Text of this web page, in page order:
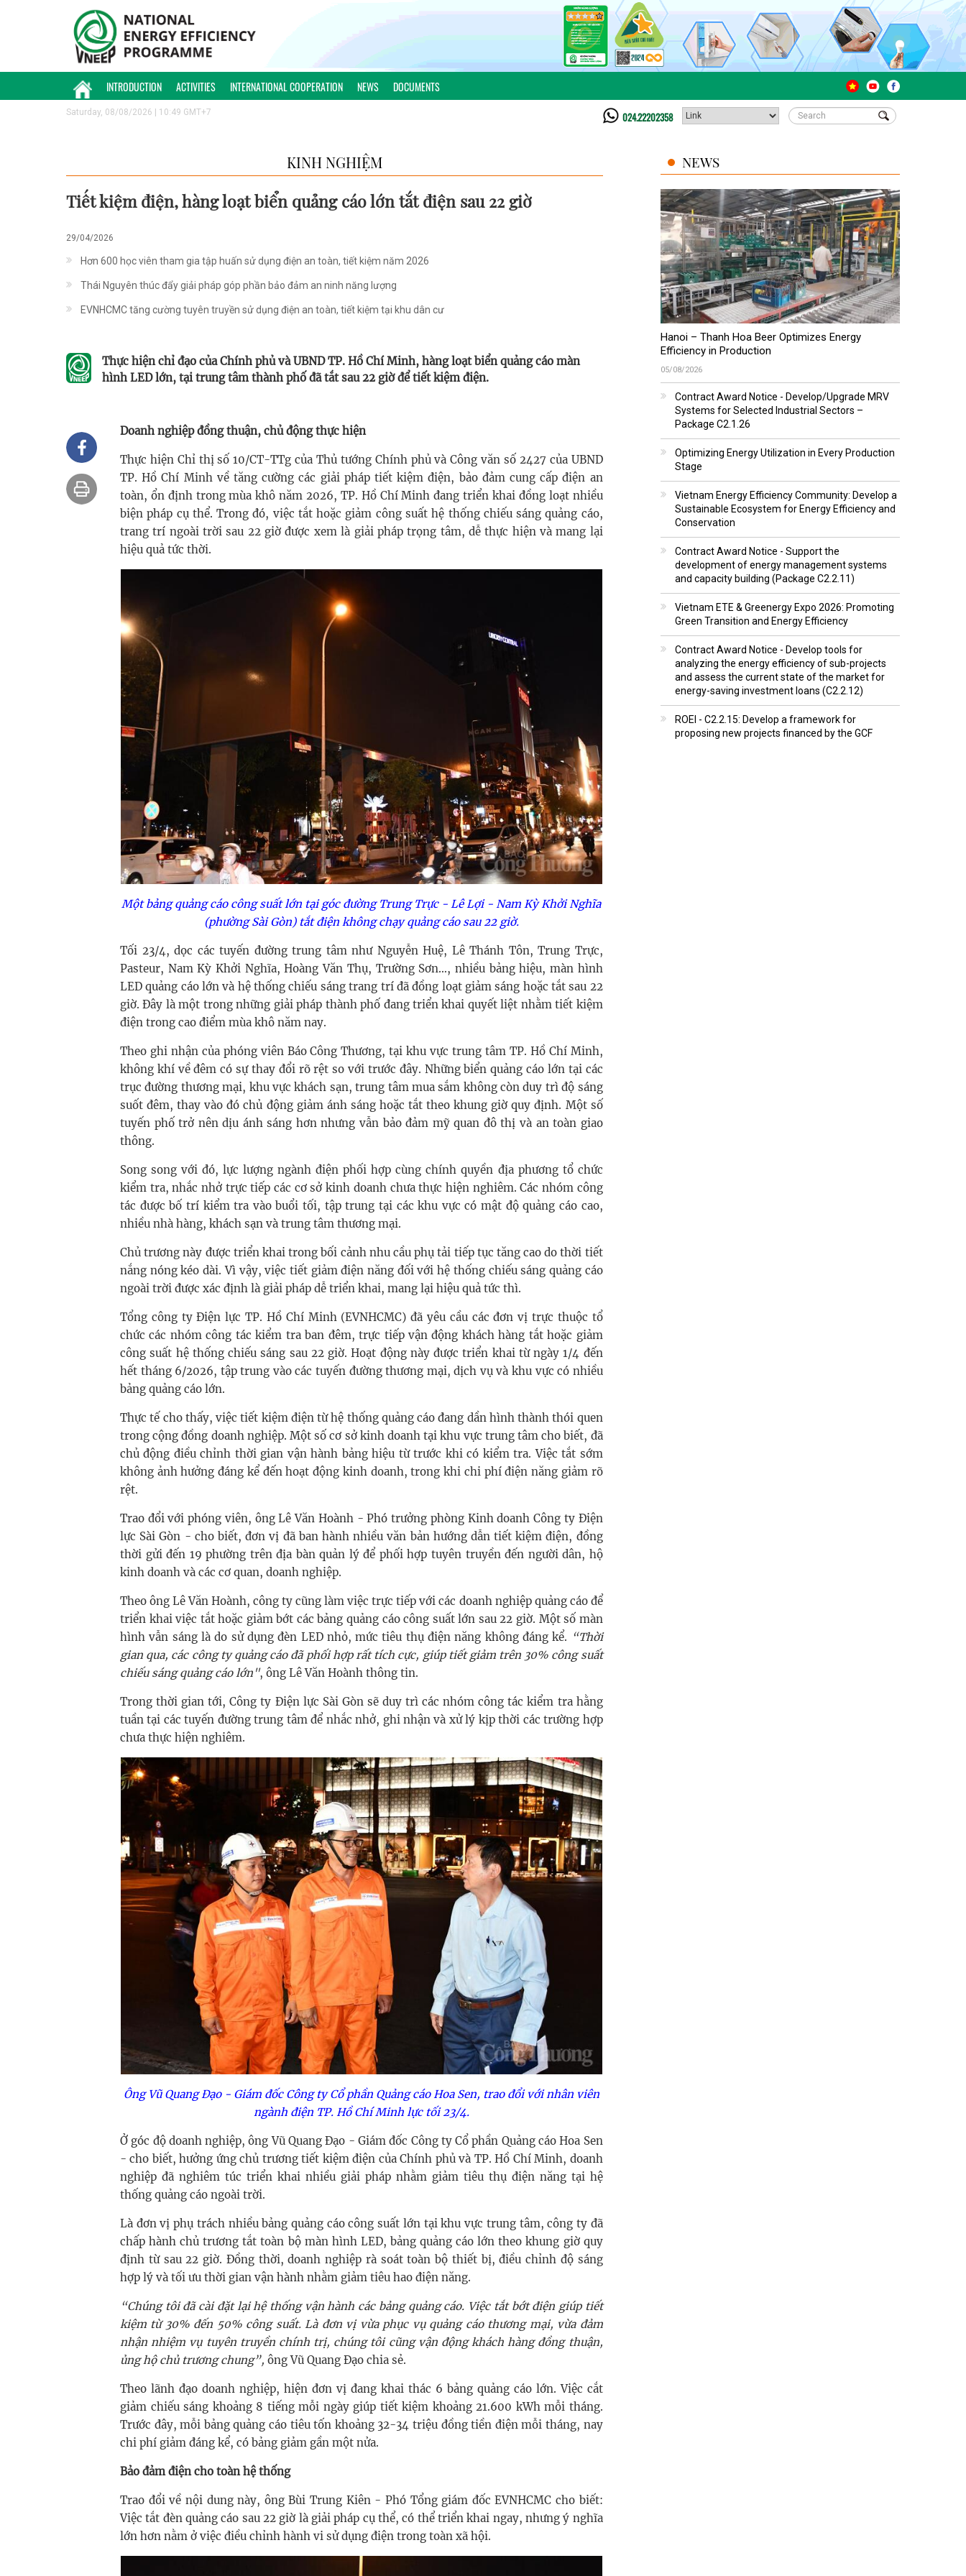
INTRODUCTION ACTIVITIES INTERNATIONAL COOPERATION NEWS DOCUMENTS
Saturday, 08/08/2026 | 10:49 GMT+7 024.22202358
KINH NGHIỆM
Tiết kiệm điện, hàng loạt biển quảng cáo lớn tắt điện sau 22 giờ
29/04/2026
Hơn 600 học viên tham gia tập huấn sử dụng điện an toàn, tiết kiệm năm 2026
Thái Nguyên thúc đẩy giải pháp góp phần bảo đảm an ninh năng lượng
EVNHCMC tăng cường tuyên truyền sử dụng điện an toàn, tiết kiệm tại khu dân cư
Thực hiện chỉ đạo của Chính phủ và UBND TP. Hồ Chí Minh, hàng loạt biển quảng cáo màn
hình LED lớn, tại trung tâm thành phố đã tắt sau 22 giờ để tiết kiệm điện.
Doanh nghiệp đồng thuận, chủ động thực hiện
Thực hiện Chỉ thị số 10/CT-TTg của Thủ tướng Chính phủ và Công văn số 2427 của UBND
TP. Hồ Chí Minh về tăng cường các giải pháp tiết kiệm điện, bảo đảm cung cấp điện an
toàn, ổn định trong mùa khô năm 2026, TP. Hồ Chí Minh đang triển khai đồng loạt nhiều
biện pháp cụ thể. Trong đó, việc tắt hoặc giảm công suất hệ thống chiếu sáng quảng cáo,
trang trí ngoài trời sau 22 giờ được xem là giải pháp trọng tâm, dễ thực hiện và mang lại
hiệu quả tức thời.
Một bảng quảng cáo công suất lớn tại góc đường Trung Trực - Lê Lợi - Nam Kỳ Khởi Nghĩa
(phường Sài Gòn) tắt điện không chạy quảng cáo sau 22 giờ.
Tối 23/4, dọc các tuyến đường trung tâm như Nguyễn Huệ, Lê Thánh Tôn, Trung Trực,
Pasteur, Nam Kỳ Khởi Nghĩa, Hoàng Văn Thụ, Trường Sơn…, nhiều bảng hiệu, màn hình
LED quảng cáo lớn và hệ thống chiếu sáng trang trí đã đồng loạt giảm sáng hoặc tắt sau 22
giờ. Đây là một trong những giải pháp thành phố đang triển khai quyết liệt nhằm tiết kiệm
điện trong cao điểm mùa khô năm nay.
Theo ghi nhận của phóng viên Báo Công Thương, tại khu vực trung tâm TP. Hồ Chí Minh,
không khí về đêm có sự thay đổi rõ rệt so với trước đây. Những biển quảng cáo lớn tại các
trục đường thương mại, khu vực khách sạn, trung tâm mua sắm không còn duy trì độ sáng
suốt đêm, thay vào đó chủ động giảm ánh sáng hoặc tắt theo khung giờ quy định. Một số
tuyến phố trở nên dịu ánh sáng hơn nhưng vẫn bảo đảm mỹ quan đô thị và an toàn giao
thông.
Song song với đó, lực lượng ngành điện phối hợp cùng chính quyền địa phương tổ chức
kiểm tra, nhắc nhở trực tiếp các cơ sở kinh doanh chưa thực hiện nghiêm. Các nhóm công
tác được bố trí kiểm tra vào buổi tối, tập trung tại các khu vực có mật độ quảng cáo cao,
nhiều nhà hàng, khách sạn và trung tâm thương mại.
Chủ trương này được triển khai trong bối cảnh nhu cầu phụ tải tiếp tục tăng cao do thời tiết
nắng nóng kéo dài. Vì vậy, việc tiết giảm điện năng đối với hệ thống chiếu sáng quảng cáo
ngoài trời được xác định là giải pháp dễ triển khai, mang lại hiệu quả tức thì.
Tổng công ty Điện lực TP. Hồ Chí Minh (EVNHCMC) đã yêu cầu các đơn vị trực thuộc tổ
chức các nhóm công tác kiểm tra ban đêm, trực tiếp vận động khách hàng tắt hoặc giảm
công suất hệ thống chiếu sáng sau 22 giờ. Hoạt động này được triển khai từ ngày 1/4 đến
hết tháng 6/2026, tập trung vào các tuyến đường thương mại, dịch vụ và khu vực có nhiều
bảng quảng cáo lớn.
Thực tế cho thấy, việc tiết kiệm điện từ hệ thống quảng cáo đang dần hình thành thói quen
trong cộng đồng doanh nghiệp. Một số cơ sở kinh doanh tại khu vực trung tâm cho biết, đã
chủ động điều chỉnh thời gian vận hành bảng hiệu từ trước khi có kiểm tra. Việc tắt sớm
không ảnh hưởng đáng kể đến hoạt động kinh doanh, trong khi chi phí điện năng giảm rõ
rệt.
Trao đổi với phóng viên, ông Lê Văn Hoành - Phó trưởng phòng Kinh doanh Công ty Điện
lực Sài Gòn - cho biết, đơn vị đã ban hành nhiều văn bản hướng dẫn tiết kiệm điện, đồng
thời gửi đến 19 phường trên địa bàn quản lý để phối hợp tuyên truyền đến người dân, hộ
kinh doanh và các cơ quan, doanh nghiệp.
Theo ông Lê Văn Hoành, công ty cũng làm việc trực tiếp với các doanh nghiệp quảng cáo để
triển khai việc tắt hoặc giảm bớt các bảng quảng cáo công suất lớn sau 22 giờ. Một số màn
hình vẫn sáng là do sử dụng đèn LED nhỏ, mức tiêu thụ điện năng không đáng kể. “Thời
gian qua, các công ty quảng cáo đã phối hợp rất tích cực, giúp tiết giảm trên 30% công suất
chiếu sáng quảng cáo lớn", ông Lê Văn Hoành thông tin.
Trong thời gian tới, Công ty Điện lực Sài Gòn sẽ duy trì các nhóm công tác kiểm tra hằng
tuần tại các tuyến đường trung tâm để nhắc nhở, ghi nhận và xử lý kịp thời các trường hợp
chưa thực hiện nghiêm.
Ông Vũ Quang Đạo - Giám đốc Công ty Cổ phần Quảng cáo Hoa Sen, trao đổi với nhân viên
ngành điện TP. Hồ Chí Minh lực tối 23/4.
Ở góc độ doanh nghiệp, ông Vũ Quang Đạo - Giám đốc Công ty Cổ phần Quảng cáo Hoa Sen
- cho biết, hưởng ứng chủ trương tiết kiệm điện của Chính phủ và TP. Hồ Chí Minh, doanh
nghiệp đã nghiêm túc triển khai nhiều giải pháp nhằm giảm tiêu thụ điện năng tại hệ
thống quảng cáo ngoài trời.
Là đơn vị phụ trách nhiều bảng quảng cáo công suất lớn tại khu vực trung tâm, công ty đã
chấp hành chủ trương tắt toàn bộ màn hình LED, bảng quảng cáo lớn theo khung giờ quy
định từ sau 22 giờ. Đồng thời, doanh nghiệp rà soát toàn bộ thiết bị, điều chỉnh độ sáng
hợp lý và tối ưu thời gian vận hành nhằm giảm tiêu hao điện năng.
“Chúng tôi đã cài đặt lại hệ thống vận hành các bảng quảng cáo. Việc tắt bớt điện giúp tiết
kiệm từ 30% đến 50% công suất. Là đơn vị vừa phục vụ quảng cáo thương mại, vừa đảm
nhận nhiệm vụ tuyên truyền chính trị, chúng tôi cũng vận động khách hàng đồng thuận,
ủng hộ chủ trương chung”, ông Vũ Quang Đạo chia sẻ.
Theo lãnh đạo doanh nghiệp, hiện đơn vị đang khai thác 6 bảng quảng cáo lớn. Việc cắt
giảm chiếu sáng khoảng 8 tiếng mỗi ngày giúp tiết kiệm khoảng 21.600 kWh mỗi tháng.
Trước đây, mỗi bảng quảng cáo tiêu tốn khoảng 32-34 triệu đồng tiền điện mỗi tháng, nay
chi phí giảm đáng kể, có bảng giảm gần một nửa.
Bảo đảm điện cho toàn hệ thống
Trao đổi về nội dung này, ông Bùi Trung Kiên - Phó Tổng giám đốc EVNHCMC cho biết:
Việc tắt đèn quảng cáo sau 22 giờ là giải pháp cụ thể, có thể triển khai ngay, nhưng ý nghĩa
lớn hơn nằm ở việc điều chỉnh hành vi sử dụng điện trong toàn xã hội.
NEWS
Hanoi – Thanh Hoa Beer Optimizes Energy
Efficiency in Production
05/08/2026
Contract Award Notice - Develop/Upgrade MRV
Systems for Selected Industrial Sectors –
Package C2.1.26
Optimizing Energy Utilization in Every Production
Stage
Vietnam Energy Efficiency Community: Develop a
Sustainable Ecosystem for Energy Efficiency and
Conservation
Contract Award Notice - Support the
development of energy management systems
and capacity building (Package C2.2.11)
Vietnam ETE & Greenergy Expo 2026: Promoting
Green Transition and Energy Efficiency
Contract Award Notice - Develop tools for
analyzing the energy efficiency of sub-projects
and assess the current state of the market for
energy-saving investment loans (C2.2.12)
ROEI - C2.2.15: Develop a framework for
proposing new projects financed by the GCF